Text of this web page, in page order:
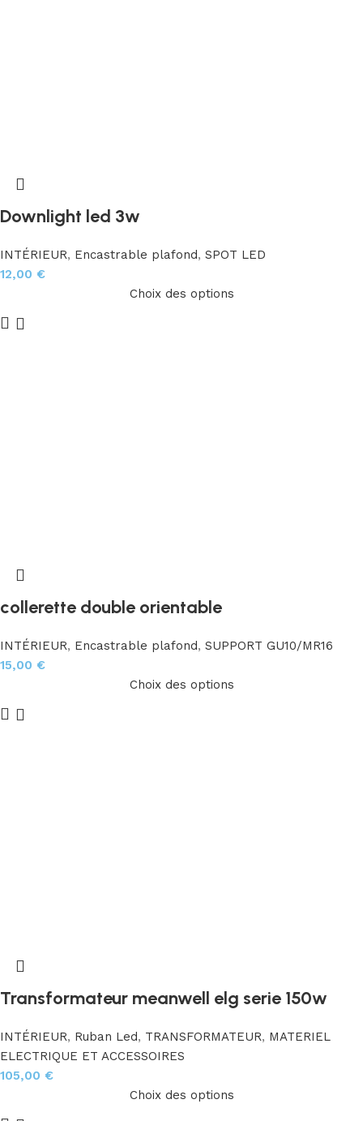
Downlight led 3w
INTÉRIEUR, Encastrable plafond, SPOT LED
12,00 €
Choix des options
collerette double orientable
INTÉRIEUR, Encastrable plafond, SUPPORT GU10/MR16
15,00 €
Choix des options
Transformateur meanwell elg serie 150w
INTÉRIEUR, Ruban Led, TRANSFORMATEUR, MATERIEL
ELECTRIQUE ET ACCESSOIRES
105,00 €
Choix des options